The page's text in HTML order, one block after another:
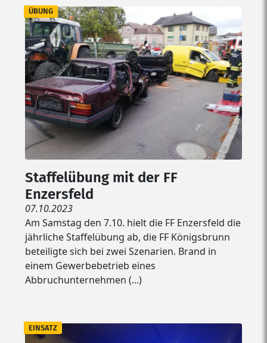
Staffelübung mit der FF
Enzersfeld
07.10.2023
Am Samstag den 7.10. hielt die FF Enzersfeld die
jährliche Staffelübung ab, die FF Königsbrunn
beteiligte sich bei zwei Szenarien. Brand in
einem Gewerbebetrieb eines
Abbruchunternehmen (...)
ÜBUNG
EINSATZ